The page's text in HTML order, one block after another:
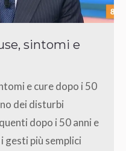
sintomi e
e cure dopo i 50
dei disturbi
dopo i 50 anni e
gesti più semplici